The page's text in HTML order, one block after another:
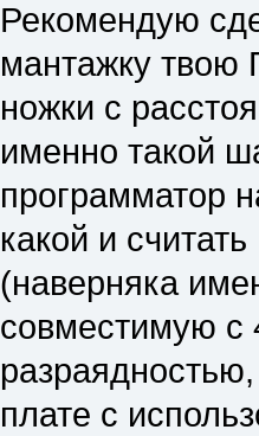
Рекомендую
мантажку твою
ножки с
именно такой
программатор
какой и
(наверняка
совместимую с
плате с